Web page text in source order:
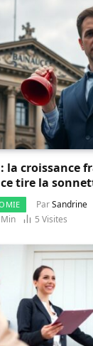
la croissance
tire la
ParSandrine
5 Visites